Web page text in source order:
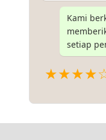
Kami
setiap